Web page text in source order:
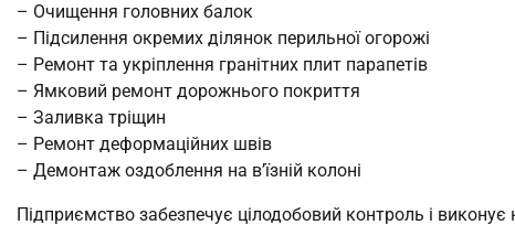
– Очищення головних балок
– Підсилення окремих ділянок перильної огорожі
– Ремонт та укріплення гранітних плит парапетів
– Ямковий ремонт дорожнього покриття
– Заливка тріщин
– Ремонт деформаційних швів
– Демонтаж оздоблення на в’їзній колоні
Підприємство забезпечує цілодобовий контроль і